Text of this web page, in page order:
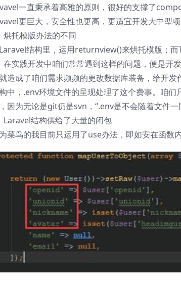
一直秉承着高雅的原则，很好的支撑了
更巨大，安全性也更高，更适宜开发大中型项
烘托模版办法的不同
结构里，运用returnview()来烘托模版；
在实践开发中咱们常常遇到这样的问题，便是开发
造成了咱们需求频频的更改数据库装备，给开
中，.env环境文件的呈现处理了这个费事。咱
因为无论是git仍是svn，“.env是不会随着文件一
Laravel结构供给了大量的闭包
菜鸟的我目前只运用了use办法，即如安在函数